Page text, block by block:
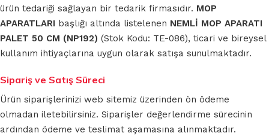
ürün tedariği sağlayan bir tedarik firmasıdır. MOP
APARATLARI başlığı altında listelenen NEMLİ MOP APARATI
PALET 50 CM (NP192) (Stok Kodu: TE-086), ticari ve bireysel
kullanım ihtiyaçlarına uygun olarak satışa sunulmaktadır.
Sipariş ve Satış Süreci
Ürün siparişlerinizi web sitemiz üzerinden ön ödeme
olmadan iletebilirsiniz. Siparişler değerlendirme sürecinin
ardından ödeme ve teslimat aşamasına alınmaktadır.